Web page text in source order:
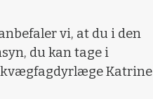
vi, at du i den
du kan tage i
kvægfagdyrlæge Katrine